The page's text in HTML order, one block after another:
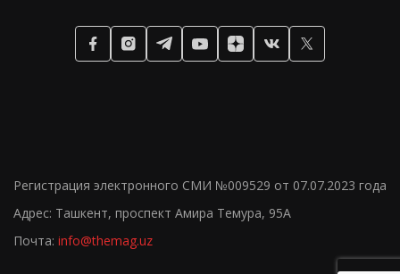
Регистрация электронного СМИ №009529 от 07.07.2023 года
Адрес: Ташкент, проспект Амира Темура, 95А
Почта: info@themag.uz